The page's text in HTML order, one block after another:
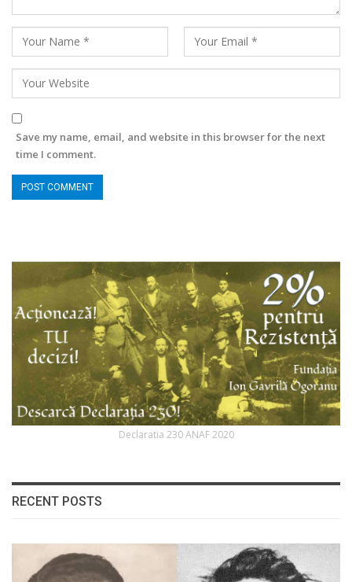
Save my name, email, and website in this browser for the next
time I comment.
Declaratia 230 ANAF 2020
RECENT POSTS